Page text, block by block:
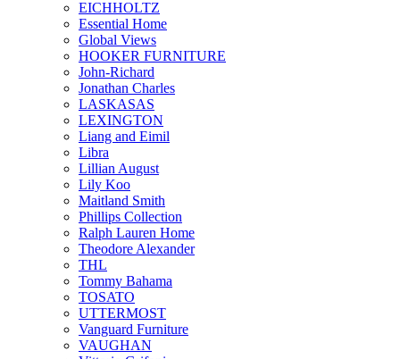
EICHHOLTZ
Essential Home
Global Views
HOOKER FURNITURE
John-Richard
Jonathan Charles
LASKASAS
LEXINGTON
Liang and Eimil
Libra
Lillian August
Lily Koo
Maitland Smith
Phillips Collection
Ralph Lauren Home
Theodore Alexander
THL
Tommy Bahama
TOSATO
UTTERMOST
Vanguard Furniture
VAUGHAN